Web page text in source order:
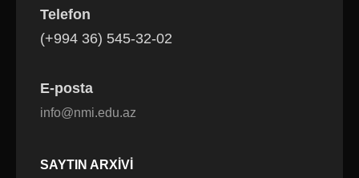
Telefon
(+994 36) 545-32-02
E-posta
info@nmi.edu.az
SAYTIN ARXIVI